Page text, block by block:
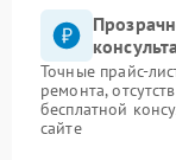
Точные прайс-
ремонта,
бесплатной
сайте